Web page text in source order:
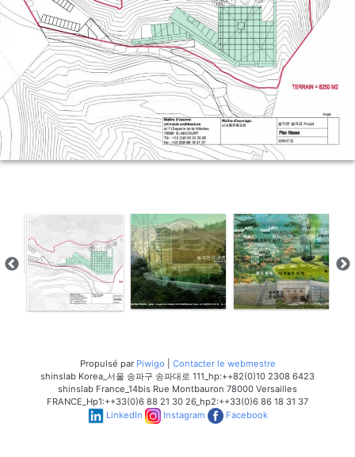
Propulsé par Piwigo
Contacter le webmestre
shinslab Korea_서울 송파구 송파대로 111_hp:++82(0)10 2308 6423
shinslab France_14bis Rue Montbauron 78000 Versailles
FRANCE_Hp1:++33(0)6 88 21 30 26_hp2:++33(0)6 86 18 31 37
LinkedIn
Instagram Facebook